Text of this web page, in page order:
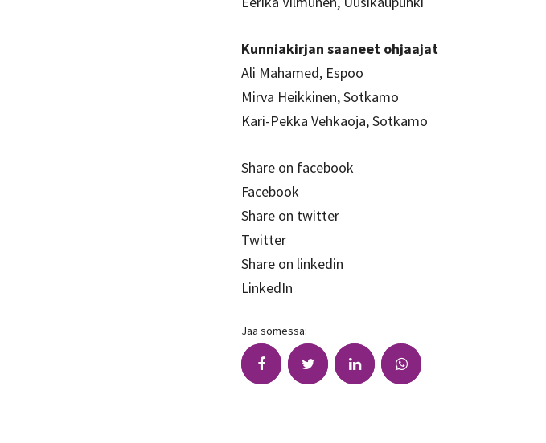
Kunniakirjan saaneet ohjaajat
Ali Mahamed, Espoo
Mirva Heikkinen, Sotkamo
Kari-Pekka Vehkaoja, Sotkamo
Share on facebook
Facebook
Share on twitter
Twitter
Share on linkedin
LinkedIn
Jaa somessa: